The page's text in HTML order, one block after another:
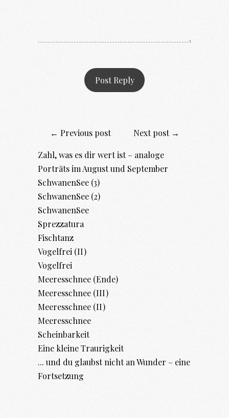
← Previous post Next post →
Zahl, was es dir wert ist – analoge
Porträts im August und September
SchwanenSee (3)
SchwanenSee (2)
SchwanenSee
Sprezzatura
Fischtanz
Vogelfrei (II)
Vogelfrei
Meeresschnee (Ende)
Meeresschnee (III)
Meeresschnee (II)
Meeresschnee
Scheinbarkeit
Eine kleine Traurigkeit
... und du glaubst nicht an Wunder – eine
Fortsetzung